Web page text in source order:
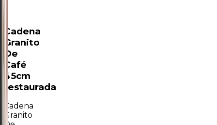
Cadena
Granito
De
Café
45cm
restaurada
Cadena
Granito